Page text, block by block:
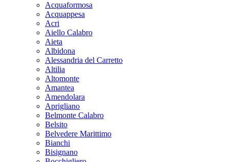
Acquaformosa
Acquappesa
Acri
Aiello Calabro
Aieta
Albidona
Alessandria del Carretto
Altilia
Altomonte
Amantea
Amendolara
Aprigliano
Belmonte Calabro
Belsito
Belvedere Marittimo
Bianchi
Bisignano